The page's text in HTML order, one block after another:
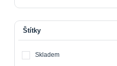
Štítky
Skladem